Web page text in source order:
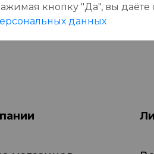
товара еще нет
кнопку "Да", вы даёте
данных